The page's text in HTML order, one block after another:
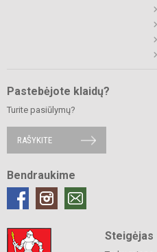
Pastebėjote klaidų?
Turite pasiūlymų?
RAŠYKITE
Bendraukime
Steigėjas